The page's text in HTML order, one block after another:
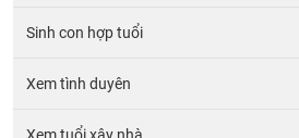
Sinh con hợp tuổi
Xem tình duyên